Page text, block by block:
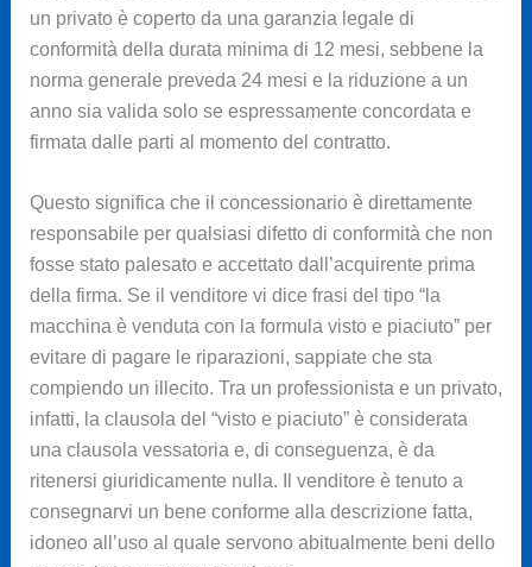
un privato è coperto da una garanzia legale di
conformità della durata minima di 12 mesi, sebbene la
norma generale preveda 24 mesi e la riduzione a un
anno sia valida solo se espressamente concordata e
firmata dalle parti al momento del contratto.
Questo significa che il concessionario è direttamente
responsabile per qualsiasi difetto di conformità che non
fosse stato palesato e accettato dall’acquirente prima
della firma. Se il venditore vi dice frasi del tipo “la
macchina è venduta con la formula visto e piaciuto” per
evitare di pagare le riparazioni, sappiate che sta
compiendo un illecito. Tra un professionista e un privato,
infatti, la clausola del “visto e piaciuto” è considerata
una clausola vessatoria e, di conseguenza, è da
ritenersi giuridicamente nulla. Il venditore è tenuto a
consegnarvi un bene conforme alla descrizione fatta,
idoneo all’uso al quale servono abitualmente beni dello